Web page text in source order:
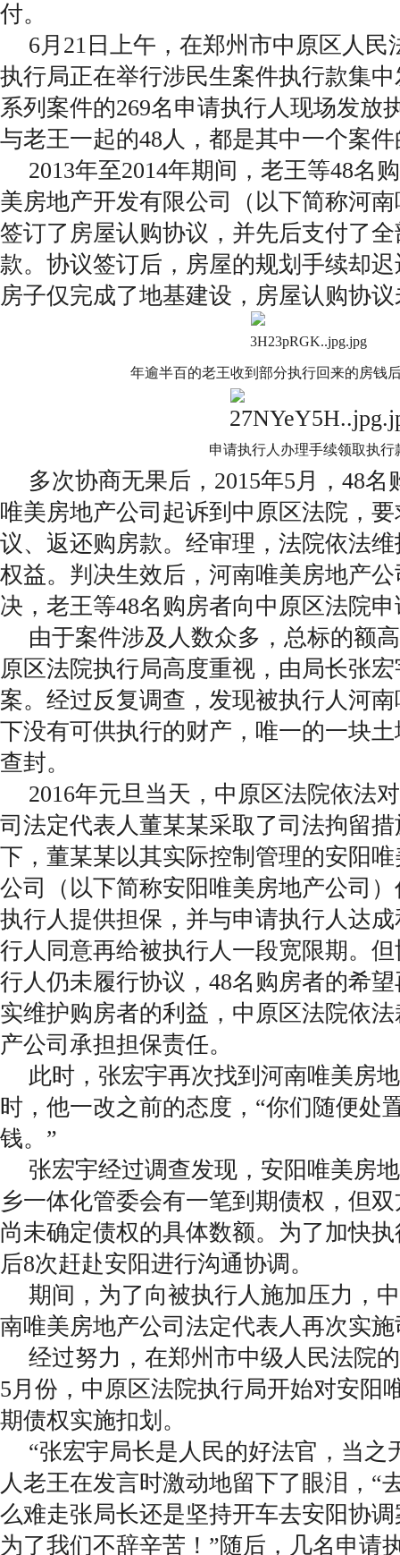
付。
6月21日上午，在郑州市中原区人民
执行局正在举行涉民生案件执行款集
系列案件的269名申请执行人现场发放
与老王一起的48人，都是其中一个案
2013年至2014年期间，老王等48名
美房地产开发有限公司（以下简称河
签订了房屋认购协议，并先后支付了
款。协议签订后，房屋的规划手续却
房子仅完成了地基建设，房屋认购协
年逾半百的老王收到部分执行回来的房钱
申请执行人办理手续领取执行
多次协商无果后，2015年5月，48
唯美房地产公司起诉到中原区法院，
议、返还购房款。经审理，法院依法
权益。判决生效后，河南唯美房地产
决，老王等48名购房者向中原区法院
由于案件涉及人数众多，总标的额
原区法院执行局高度重视，由局长张
案。经过反复调查，发现被执行人河
下没有可供执行的财产，唯一的一块
查封。
2016年元旦当天，中原区法院依法
司法定代表人董某某采取了司法拘留
下，董某某以其实际控制管理的安阳
公司（以下简称安阳唯美房地产公司
执行人提供担保，并与申请执行人达
行人同意再给被执行人一段宽限期。
行人仍未履行协议，48名购房者的希
实维护购房者的利益，中原区法院依
产公司承担担保责任。
此时，张宏宇再次找到河南唯美房
时，他一改之前的态度，“你们随便处
钱。”
张宏宇经过调查发现，安阳唯美房
乡一体化管委会有一笔到期债权，但
尚未确定债权的具体数额。为了加快
后8次赶赴安阳进行沟通协调。
期间，为了向被执行人施加压力，
南唯美房地产公司法定代表人再次实
经过努力，在郑州市中级人民法院
5月份，中原区法院执行局开始对安阳
期债权实施扣划。
“张宏宇局长是人民的好法官，当之
人老王在发言时激动地留下了眼泪，“
么难走张局长还是坚持开车去安阳协
为了我们不辞辛苦！”随后，几名申请